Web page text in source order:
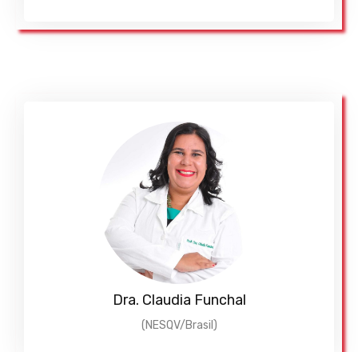
Dra. Claudia Funchal
(NESQV/Brasil)